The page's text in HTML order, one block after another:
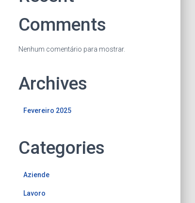
Comments
Nenhum comentário para mostrar.
Archives
Fevereiro 2025
Categories
Aziende
Lavoro